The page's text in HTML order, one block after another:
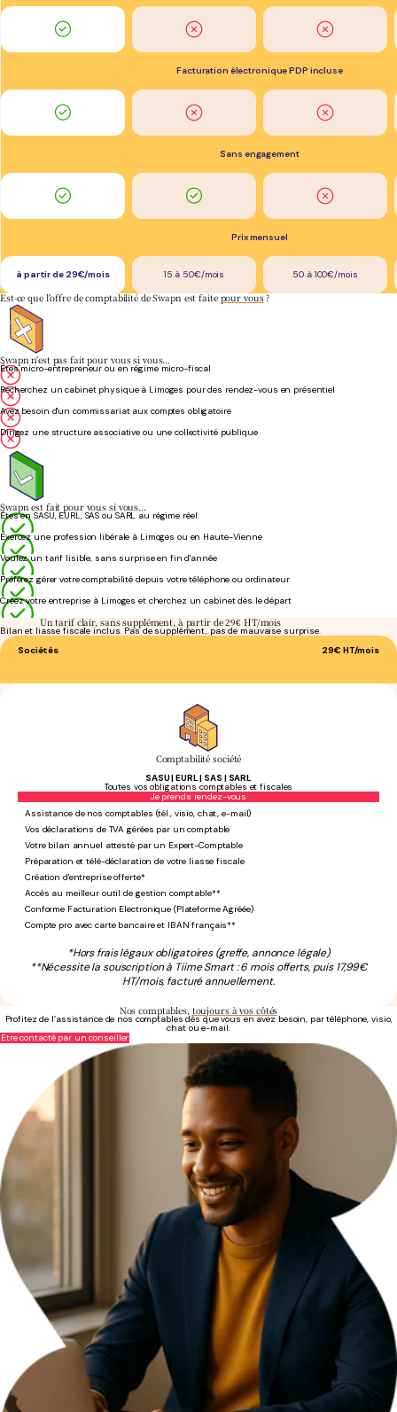
Facturation électronique PDP incluse
Sans engagement
Prix mensuel
à partir de 29€/mois 15 à 50€/mois 50 à 100€/mois
Est-ce que l'offre de comptabilité de Swapn est faitepour vous?
Swapn n'est pas fait pour vous si vous…
Êtes micro-entrepreneur ou en régime micro-fiscal
Recherchez un cabinet physique à Limoges pour des rendez-vous en présentiel
Avez besoin d'un commissariat aux comptes obligatoire
Dirigez une structure associative ou une collectivité publique
Swapn est fait pour vous si vous…
Êtes en SASU, EURL, SAS ou SARL au régime réel
Exercez une profession libérale à Limoges ou en Haute-Vienne
Voulez un tarif lisible, sans surprise en fin d'année
Préférez gérer votre comptabilité depuis votre téléphone ou ordinateur
Créez votre entreprise à Limoges et cherchez un cabinet dès le départ
Un tarif clair, sans supplément, à partir de 29€ HT/mois
Bilan et liasse fiscale inclus. Pas de supplément, pas de mauvaise surprise.
Sociétés
29€ HT/mois
Comptabilité société
SASU | EURL | SAS | SARL
Toutes vos obligations comptables et fiscales
Je prends rendez-vous
Sans engagement
Assistance de nos comptables (tél., visio, chat, e-mail)
Vos déclarations de TVA gérées par un comptable
Votre bilan annuel attesté par un Expert-Comptable
Préparation et télé-déclaration de votre liasse fiscale
Création d'entreprise offerte*
Accès au meilleur outil de gestion comptable**
Conforme Facturation Electronique (Plateforme Agréée)
Compte pro avec carte bancaire et IBAN français**
*Hors frais légaux obligatoires (greffe, annonce légale)
**Nécessite la souscription à Tiime Smart : 6 mois offerts, puis 17,99€
HT/mois, facturé annuellement.
Nos comptables, toujours à vos côtés
Profitez de l’assistance de nos comptables dès que vous en avez besoin, par téléphone, visio,
chat ou e-mail.
Être contacté par un conseiller